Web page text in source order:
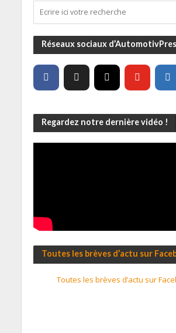
Réseaux sociaux
Regardez notre dernière vidéo !
Toutes les brèves d’actu sur
Toutes les brèves d’actu sur